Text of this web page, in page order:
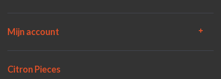
Mijn account
Citron Pieces